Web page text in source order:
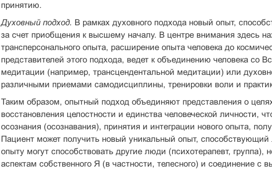
принятию.
Духовный подход. В рамках духовного подхода новый опыт,
за счет приобщения к высшему началу. В центре внимания здесь
трансперсонального опыта, расширение опыта человека до
представителей этого подхода, ведет к объединению человека со
медитации (например, трансцендентальной медитации) или
различными приемами самодисциплины, тренировки воли и
Таким образом, опытный подход объединяют представления о
восстановления целостности и единства человеческой личности,
осознания (осознавания), принятия и интеграции нового опыта,
Пациент может получить новый уникальный опыт,
опыту могут способствовать другие люди (психотерапевт,
аспектам собственного Я (в частности, телесного) и соединение с